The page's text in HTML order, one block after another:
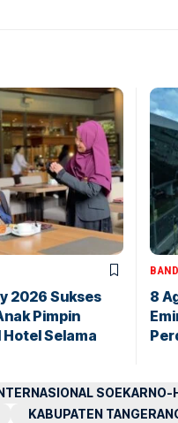
2026 Sukses
Pimpin
Selama
8
SOEKARNO-
KABUPATEN